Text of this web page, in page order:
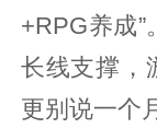
+RPG养成
长线支撑，
更别说一个